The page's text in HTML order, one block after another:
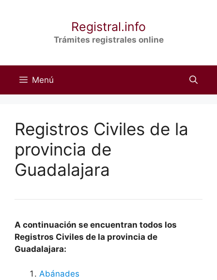
Registral.info
Trámites registrales online
Menú
Registros Civiles de la
provincia de
Guadalajara
A continuación se encuentran todos los
Registros Civiles de la provincia de
Guadalajara:
Abánades